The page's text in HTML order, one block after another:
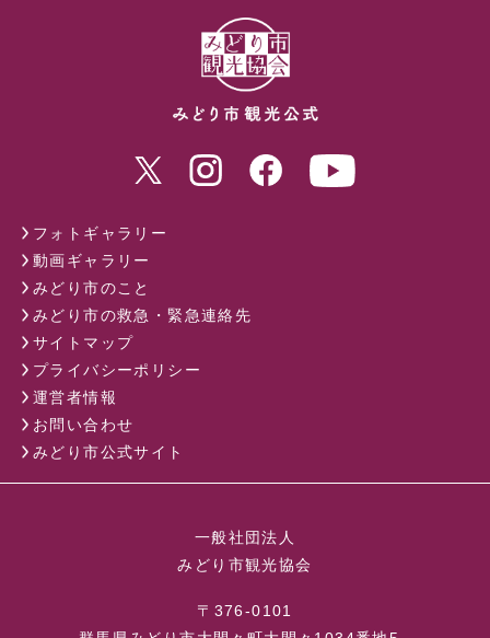
フォトギャラリー
動画ギャラリー
みどり市のこと
みどり市の救急・緊急連絡先
サイトマップ
プライバシーポリシー
運営者情報
お問い合わせ
みどり市公式サイト
一般社団法人
みどり市観光協会
〒376-0101